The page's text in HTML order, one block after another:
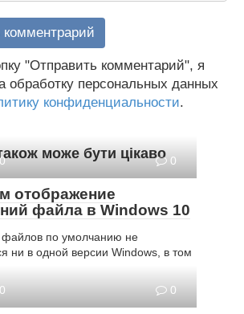
"Отправить комментарий", я
обработку персональных данных
конфиденциальности.
може бути цікаво 0
отображение
файла в Windows 10
по умолчанию не
ни в одной версии Windows, в том
0